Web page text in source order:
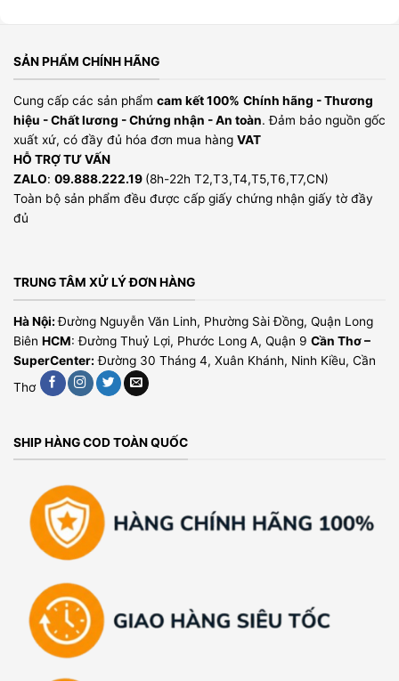
SẢN PHẨM CHÍNH HÃNG
Cung cấp các sản phẩm cam kết 100% Chính hãng - Thương
hiệu - Chất lương - Chứng nhận - An toàn. Đảm bảo nguồn gốc
xuất xứ, có đầy đủ hóa đơn mua hàng VAT
HỖ TRỢ TƯ VẤN
ZALO: 09.888.222.19 (8h-22h T2,T3,T4,T5,T6,T7,CN)
Toàn bộ sản phẩm đều được cấp giấy chứng nhận giấy tờ đầy
đủ
TRUNG TÂM XỬ LÝ ĐƠN HÀNG
Hà Nội:Đường Nguyễn Văn Linh, Phường Sài Đồng, Quận Long
Biên HCM: Đường Thuỷ Lợi, Phước Long A, Quận 9 Cần Thơ –
SuperCenter: Đường 30 Tháng 4, Xuân Khánh, Ninh Kiều, Cần
Thơ
SHIP HÀNG COD TOÀN QUỐC